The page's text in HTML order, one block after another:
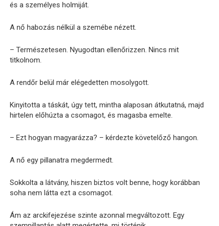
és a személyes holmiját.
A nő habozás nélkül a szemébe nézett.
– Természetesen. Nyugodtan ellenőrizzen. Nincs mit
titkolnom.
A rendőr belül már elégedetten mosolygott.
Kinyitotta a táskát, úgy tett, mintha alaposan átkutatná, majd
hirtelen előhúzta a csomagot, és magasba emelte.
– Ezt hogyan magyarázza? – kérdezte követelőző hangon.
A nő egy pillanatra megdermedt.
Sokkolta a látvány, hiszen biztos volt benne, hogy korábban
soha nem látta ezt a csomagot.
Ám az arckifejezése szinte azonnal megváltozott. Egy